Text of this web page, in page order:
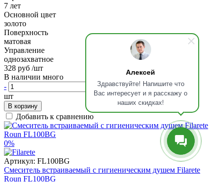
Алексей
Здравствуйте! Напишите что
Вас интересует и я расскажу о
наших скидках!
7 лет
Основной цвет
золото
Поверхность
матовая
Управление
однозахватное
328 руб /шт
В наличии много
-
+
шт
В корзину
Добавить к сравнению
0%
Артикул: FL100BG
Смеситель встраиваемый с гигиеническим душем Filarete
Roun FL100BG